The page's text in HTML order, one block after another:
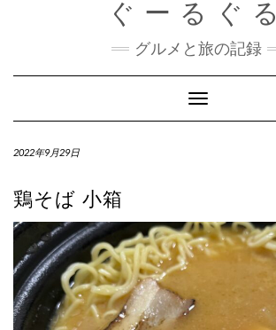
ぐーるぐる
グルメと旅の記録
Toggle
Navigation
2022年9月29日
鶏そば 小箱